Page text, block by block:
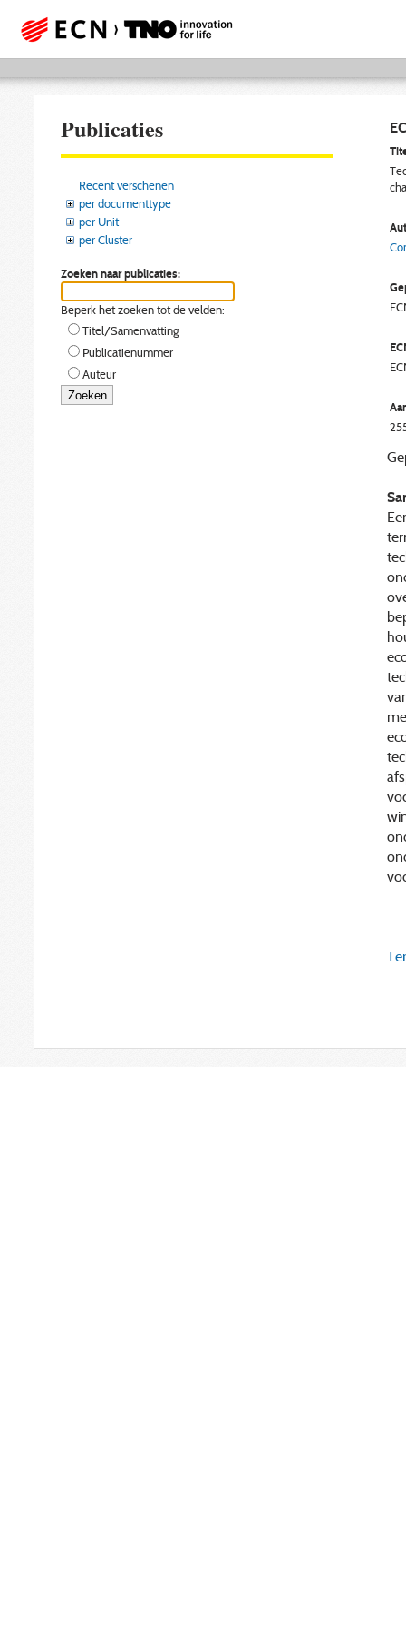
Publicaties
Recent verschenen
per documenttype
per Unit
per Cluster
Zoeken naar publicaties:
Beperk het zoeken tot de velden:
Titel/Samenvatting
Publicatienummer
Auteur